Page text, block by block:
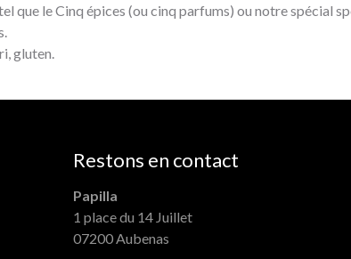
que le Cinq épices (ou cinq parfums) ou notre spécial
gluten.
Restons en contact
Papilla
1 place du 14 Juillet
07200 Aubenas